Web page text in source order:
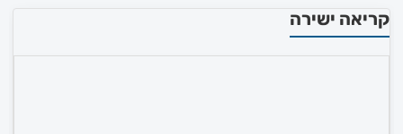
קריאה ישירה